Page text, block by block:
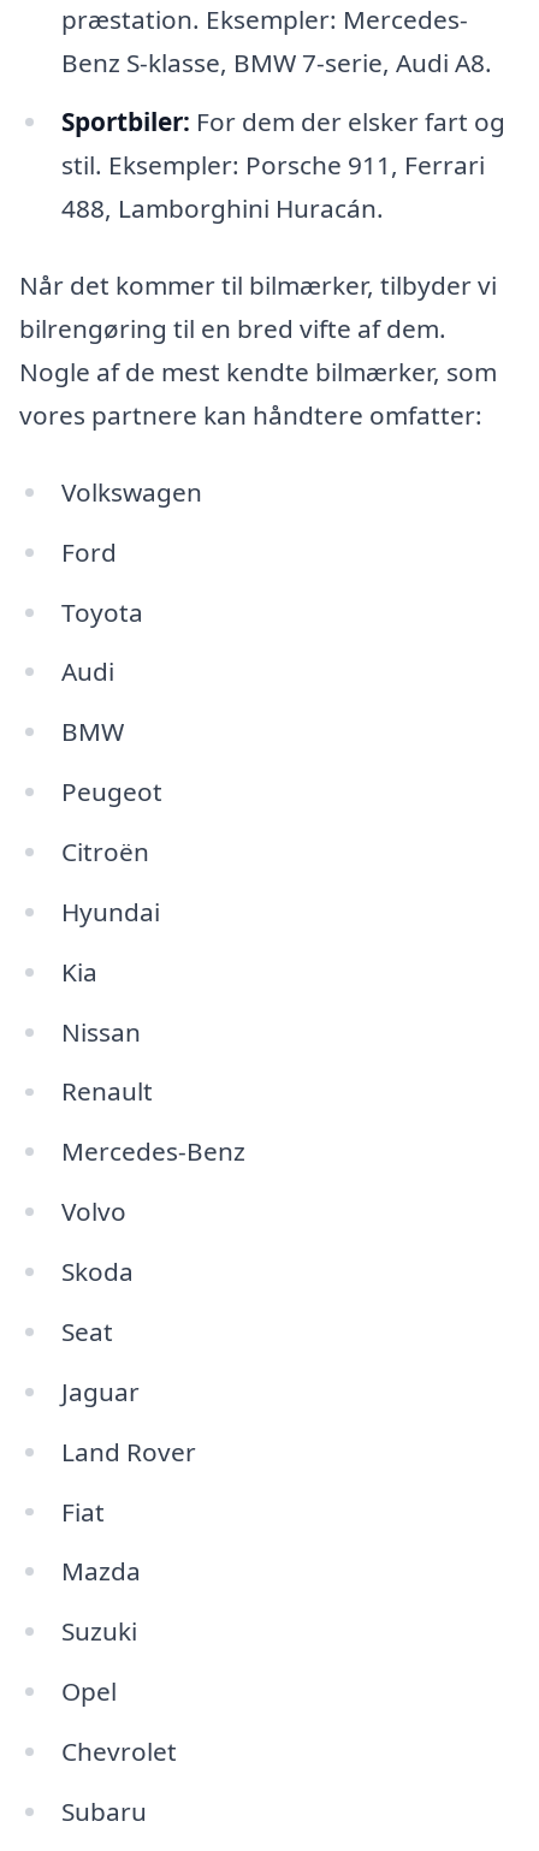
præstation. Eksempler: Mercedes-
Benz S-klasse, BMW 7-serie, Audi A8.
Sportbiler: For dem der elsker fart og
stil. Eksempler: Porsche 911, Ferrari
488, Lamborghini Huracán.
Når det kommer til bilmærker, tilbyder vi
bilrengøring til en bred vifte af dem.
Nogle af de mest kendte bilmærker, som
vores partnere kan håndtere omfatter:
Volkswagen
Ford
Toyota
Audi
BMW
Peugeot
Citroën
Hyundai
Kia
Nissan
Renault
Mercedes-Benz
Volvo
Skoda
Seat
Jaguar
Land Rover
Fiat
Mazda
Suzuki
Opel
Chevrolet
Subaru